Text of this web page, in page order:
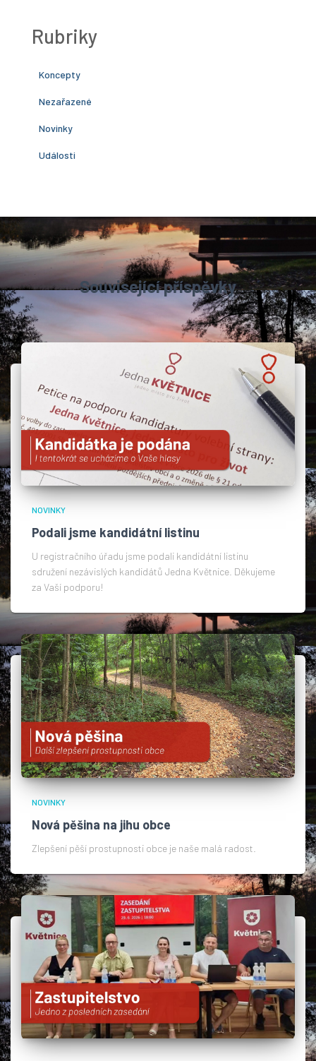
Rubriky
Koncepty
Nezařazené
Novinky
Události
Související příspěvky
NOVINKY
Podali jsme kandidátní listinu
U registračního úřadu jsme podali kandidátní listinu
sdružení nezávislých kandidátů Jedna Květnice. Děkujeme
za Vaší podporu!
NOVINKY
Nová pěšina na jihu obce
Zlepšení pěší prostupnosti obce je naše malá radost.​